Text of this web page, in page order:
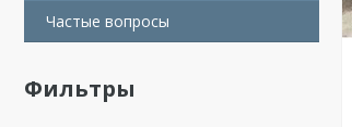
Частые вопросы
Фильтры